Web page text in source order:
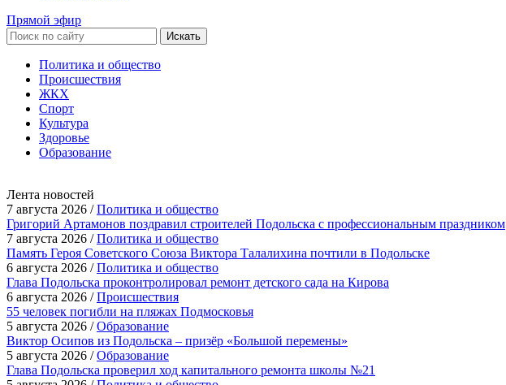
Прямой эфир
Искать
Политика и общество
Происшествия
ЖКХ
Спорт
Культура
Здоровье
Образование
Лента новостей
7 августа 2026 /Политика и общество
Григорий Артамонов поздравил строителей Подольска с профессиональным праздником
7 августа 2026 /Политика и общество
Память Героя Советского Союза Виктора Талалихина почтили в Подольске
6 августа 2026 /Политика и общество
Глава Подольска проконтролировал ремонт детского сада на Кирова
6 августа 2026 /Происшествия
55 человек погибли на пляжах Подмосковья
5 августа 2026 /Образование
Виктор Осипов из Подольска – призёр «Большой перемены»
5 августа 2026 /Образование
Глава Подольска проверил ход капитального ремонта школы №21